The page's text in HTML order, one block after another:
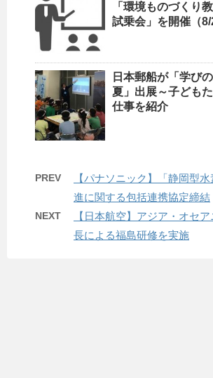
「環境ものづくり
試乗会」を開催（8/
日本郵船が「学び
夏」出展～子ども
仕事を紹介
PREV
【パナソニック】「静岡型
進に関する包括連携協定締結
NEXT
【日本航空】アジア・オセ
長による福島研修を実施